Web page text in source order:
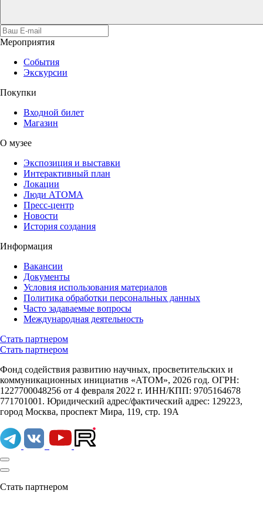
Мероприятия
События
Экскурсии
Покупки
Входной билет
Магазин
О музее
Экспозиция и выставки
Интерактивный план
Локации
Люди АТОМА
Пресс-центр
Новости
История создания
Информация
Вакансии
Документы
Условия использования материалов
Политика обработки персональных данных
Часто задаваемые вопросы
Международная деятельность
Стать партнером
Стать партнером
Фонд содействия развитию научных, просветительских и
коммуникационных инициатив «АТОМ», 2026 год. ОГРН:
1227700048256 от 4 февраля 2022 г. ИНН/КПП: 9705164678
771701001. Юридический адрес/фактический адрес: 129223,
город Москва, проспект Мира, 119, стр. 19А
Стать партнером